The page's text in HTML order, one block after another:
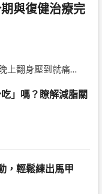
與復健治療完
上翻身壓到就痛…
」嗎？瞭解減脂關
，輕鬆練出馬甲